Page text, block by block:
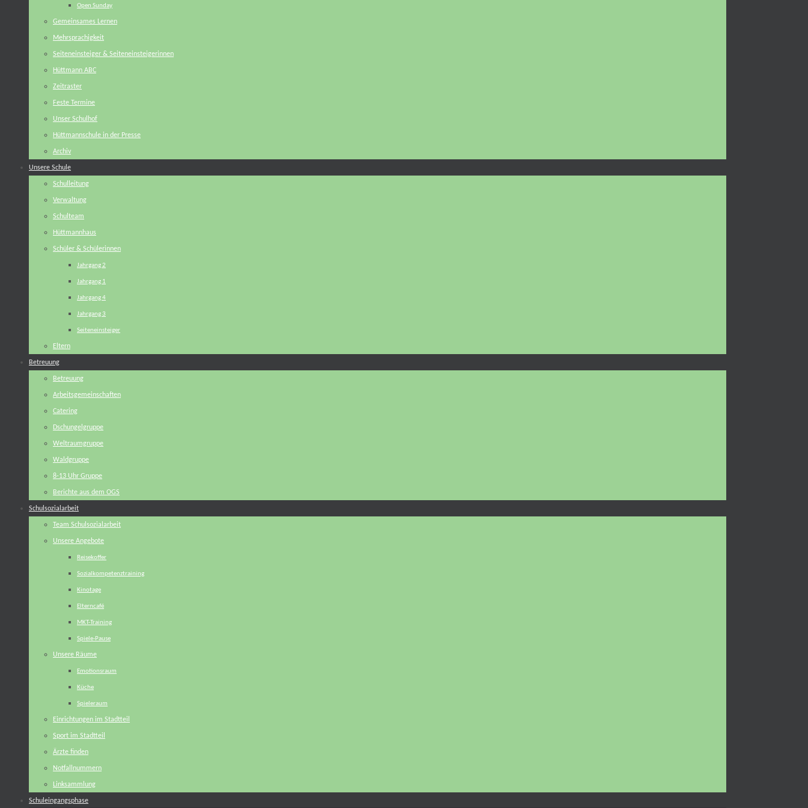
Open Sunday
Gemeinsames Lernen
Mehrsprachigkeit
Seiteneinsteiger & Seiteneinsteigerinnen
Hüttmann ABC
Zeitraster
Feste Termine
Unser Schulhof
Hüttmannschule in der Presse
Archiv
Unsere Schule
Schulleitung
Verwaltung
Schulteam
Hüttmannhaus
Schüler & Schülerinnen
Jahrgang 2
Jahrgang 1
Jahrgang 4
Jahrgang 3
Seiteneinsteiger
Eltern
Betreuung
Betreuung
Arbeitsgemeinschaften
Catering
Dschungelgruppe
Weltraumgruppe
Waldgruppe
8-13 Uhr Gruppe
Berichte aus dem OGS
Schulsozialarbeit
Team Schulsozialarbeit
Unsere Angebote
Reisekoffer
Sozialkompetenztraining
Kinotage
Elterncafé
MKT-Training
Spiele-Pause
Unsere Räume
Emotionsraum
Küche
Spieleraum
Einrichtungen im Stadtteil
Sport im Stadtteil
Ärzte finden
Notfallnummern
Linksammlung
Schuleingangsphase